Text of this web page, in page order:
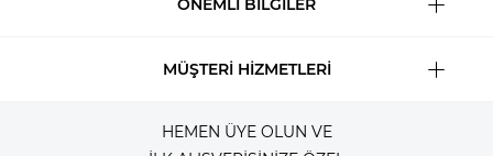
ÖNEMLİ BİLGİLER
MÜŞTERİ HİZMETLERİ
HEMEN ÜYE OLUN VE